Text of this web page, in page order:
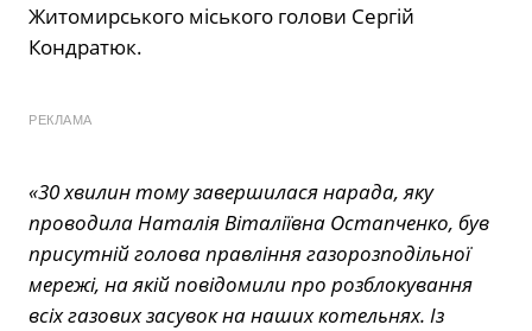
Житомирського міського голови Сергій
Кондратюк.
РЕКЛАМА
«30 хвилин тому завершилася нарада, яку
проводила Наталія Віталіївна Остапченко, був
присутній голова правління газорозподільної
мережі, на якій повідомили про розблокування
всіх газових засувок на наших котельнях. Із